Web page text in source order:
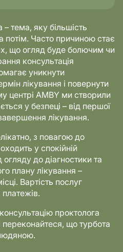
тема, яку більшість
потім. Часто причиною стає
що огляд буде болючим чи
консультація
уникнути
лікування і повернути
центрі AMBY ми створили
у безпеці – від першої
лікування.
з повагою до
у спокійній
огляду до діагностики та
плану лікування –
Вартість послуг
проктолога
що турбота